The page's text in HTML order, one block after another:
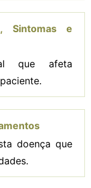
Sintomas e
que afeta
doença que